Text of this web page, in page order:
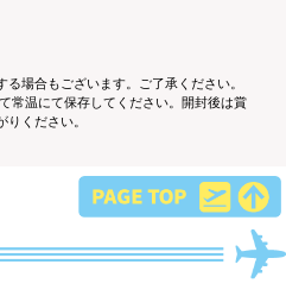
場合もございます。ご了承ください。
常温にて保存してください。開封後は賞
ください。